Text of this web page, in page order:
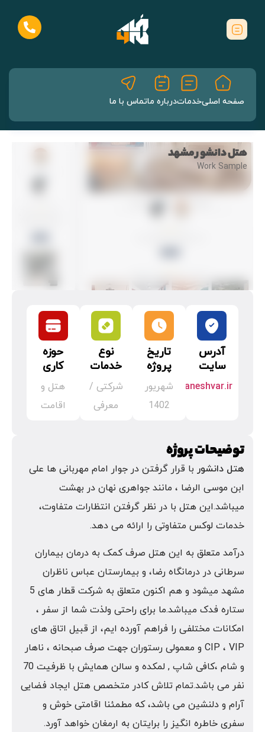
صفحه اصلیخدماتدرباره ماتماس با ما
هتل دانشور مشهد
Work Sample
آدرس
سایت
hoteldaneshvar.ir
تاریخ
پروژه
شهریور
1402
نوع
خدمات
شرکتی /
معرفی
حوزه
کاری
هتل و
اقامت
توضیحات پروژه
هتل دانشور با قرار گرفتن در جوار امام مهربانی ها علی
ابن موسی الرضا ، مانند جواهری نهان در بهشت
میباشد.این هتل با در نظر گرفتن انتظارات متفاوت،
خدمات لوکس متفاوتی را ارائه می دهد.
درآمد متعلق به این هتل صرف کمک به درمان بیماران
سرطانی در درمانگاه رضا، و بیمارستان عباس ناظران
مشهد میشود و هم اکنون متعلق به شرکت قطار های 5
ستاره فدک میباشد.ما برای راحتی ولذت شما از سفر ،
امکانات مختلفی را فراهم آورده ایم، از قبیل اتاق های
CIP ، VIP و معمولی رستوران جهت صرف صبحانه ، ناهار
و شام ،کافی شاپ , لمکده و سالن همایش با ظرفیت 70
نفر می باشد.تمام تلاش کادر متخصص هتل ایجاد فضایی
آرام و دلنشین می باشد، که مطمئنا اقامتی خوش و
سفری خاطره انگیز را برایتان به ارمغان خواهد آورد.